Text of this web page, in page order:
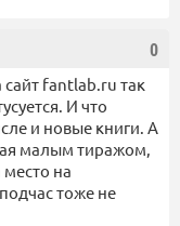
0
fantlab.ru так
И что
и новые книги. А
малым тиражом,
место на
тоже не